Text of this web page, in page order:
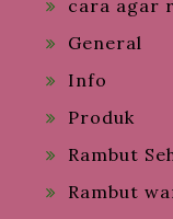
cara agar
General
Info
Produk
Rambut
Rambut